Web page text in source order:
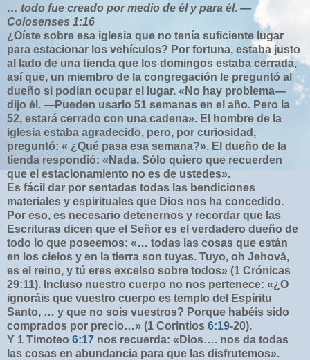
… todo fue creado por medio de él y para él. —
Colosenses 1:16
¿Oíste sobre esa iglesia que no tenía suficiente lugar
para estacionar los vehículos? Por fortuna, estaba justo
al lado de una tienda que los domingos estaba cerrada,
así que, un miembro de la congregación le preguntó al
dueño si podían ocupar el lugar. «No hay problema—
dijo él. —Pueden usarlo 51 semanas en el año. Pero la
52, estará cerrado con una cadena». El hombre de la
iglesia estaba agradecido, pero, por curiosidad,
preguntó: « ¿Qué pasa esa semana?». El dueño de la
tienda respondió: «Nada. Sólo quiero que recuerden
que el estacionamiento no es de ustedes».
Es fácil dar por sentadas todas las bendiciones
materiales y espirituales que Dios nos ha concedido.
Por eso, es necesario detenernos y recordar que las
Escrituras dicen que el Señor es el verdadero dueño de
todo lo que poseemos: «… todas las cosas que están
en los cielos y en la tierra son tuyas. Tuyo, oh Jehová,
es el reino, y tú eres excelso sobre todos» (1 Crónicas
29:11). Incluso nuestro cuerpo no nos pertenece: «¿O
ignoráis que vuestro cuerpo es templo del Espíritu
Santo, … y que no sois vuestros? Porque habéis sido
comprados por precio…» (1 Corintios 6:19-20).
Y 1 Timoteo 6:17 nos recuerda: «Dios…. nos da todas
las cosas en abundancia para que las disfrutemos».